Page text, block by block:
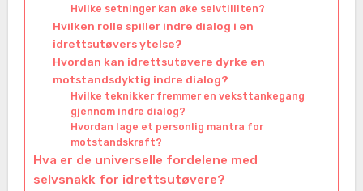
Hvilke setninger kan øke selvtilliten?
Hvilken rolle spiller indre dialog i en
idrettsutøvers ytelse?
Hvordan kan idrettsutøvere dyrke en
motstandsdyktig indre dialog?
Hvilke teknikker fremmer en veksttankegang
gjennom indre dialog?
Hvordan lage et personlig mantra for
motstandskraft?
Hva er de universelle fordelene med
selvsnakk for idrettsutøvere?